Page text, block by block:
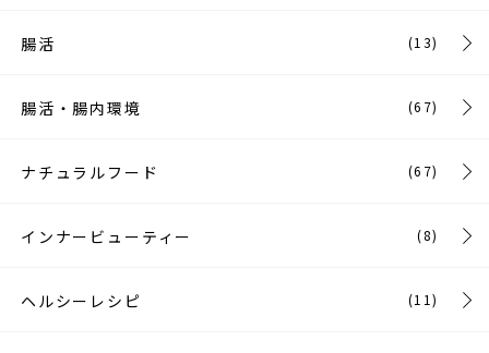
腸活 (13)
腸活・腸内環境 (67)
ナチュラルフード (67)
インナービューティー (8)
ヘルシーレシピ (11)